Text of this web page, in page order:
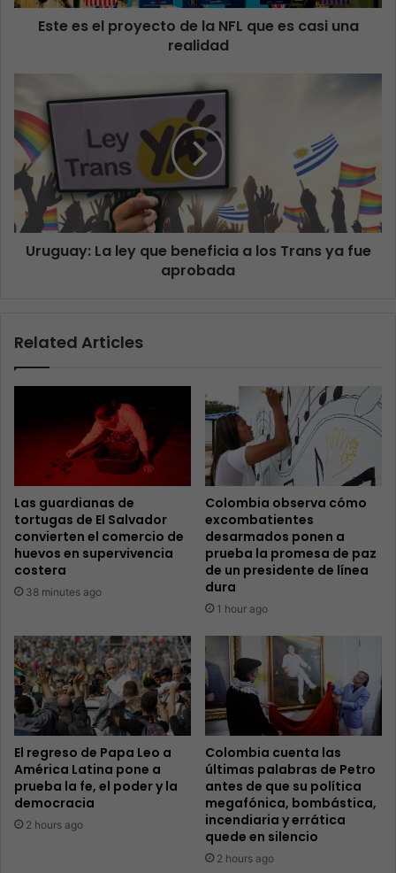
Este es el proyecto de la NFL que es casi una
realidad
Uruguay: La ley que beneficia a los Trans ya fue
aprobada
Related Articles
Las guardianas de
tortugas de El Salvador
convierten el comercio de
huevos en supervivencia
costera
38 minutes ago
Colombia observa cómo
excombatientes
desarmados ponen a
prueba la promesa de paz
de un presidente de línea
dura
1 hour ago
El regreso de Papa Leo a
América Latina pone a
prueba la fe, el poder y la
democracia
2 hours ago
Colombia cuenta las
últimas palabras de Petro
antes de que su política
megafónica, bombástica,
incendiaria y errática
quede en silencio
2 hours ago